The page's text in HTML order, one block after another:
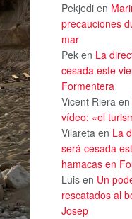
Pekjedi en
precauciones
mar
Pek en La
cesada este
Formentera
Vicent Riera en
vídeo: «el
Vilareta en La
será cesada
hamacas en
Luis en Un
rescatados al
Josep